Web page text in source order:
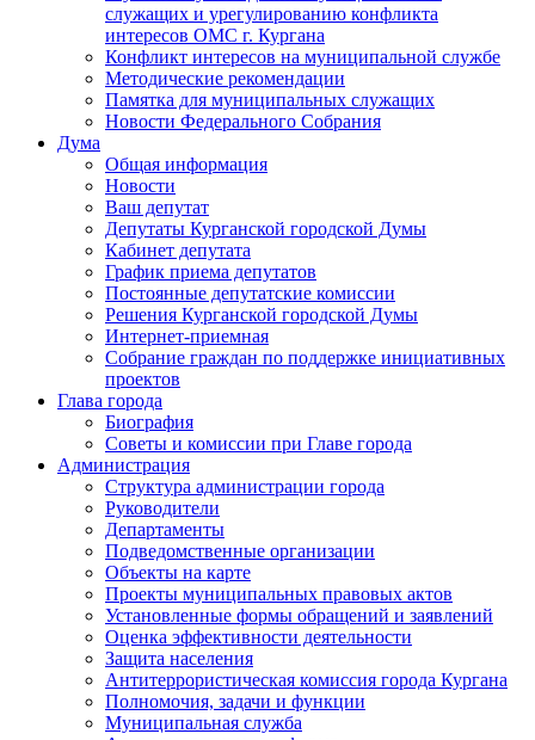
служащих и урегулированию конфликта
интересов ОМС г. Кургана
Конфликт интересов на муниципальной службе
Методические рекомендации
Памятка для муниципальных служащих
Новости Федерального Cобрания
Дума
Общая информация
Новости
Ваш депутат
Депутаты Курганской городской Думы
Кабинет депутата
График приема депутатов
Постоянные депутатские комиссии
Решения Курганской городской Думы
Интернет-приемная
Собрание граждан по поддержке инициативных
проектов
Глава города
Биография
Советы и комиссии при Главе города
Администрация
Структура администрации города
Руководители
Департаменты
Подведомственные организации
Объекты на карте
Проекты муниципальных правовых актов
Установленные формы обращений и заявлений
Оценка эффективности деятельности
Защита населения
Антитеррористическая комиссия города Кургана
Полномочия, задачи и функции
Муниципальная служба